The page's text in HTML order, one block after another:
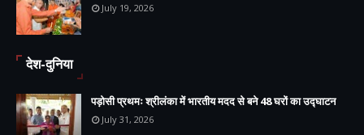
July 19, 2026
देश-दुनिया
पड़ोसी प्रथमः श्रीलंका में भारतीय मदद से बने 48 घरों का उद्घाटन
July 31, 2026